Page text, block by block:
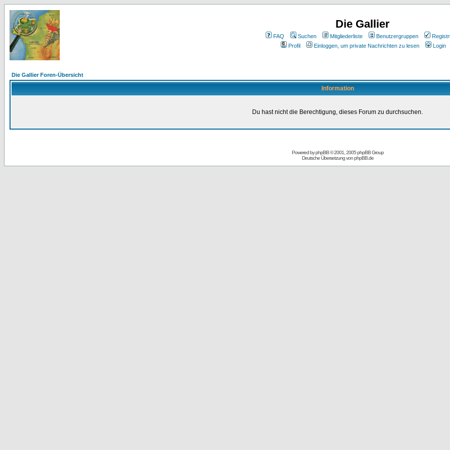
Die Gallier
FAQ Suchen Mitgliederliste Benutzergruppen
Profil
Einloggen, um private Nachrichten zu lesen Login
Die Gallier Foren-Übersicht
Information
Du hast nicht die Berechtigung, dieses Forum zu durchsuchen.
Powered byphpBB© 2001, 2005 phpBB Group
Deutsche Übersetzung vonphpBB.de